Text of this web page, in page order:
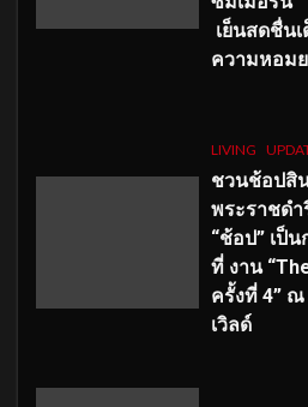
เย็นสดชื่น
ความหอม
LIVING
ชวนช้อปสิ
พระราชดำ
“ช้อป” เป็
ที่ งาน
ครั้งที่ 4”
เวิลด์